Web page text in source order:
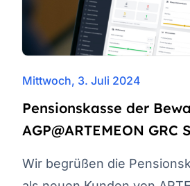
Mittwoch, 3. Juli 2024
Pensionskasse der
AGP@ARTEMEON GRC
Wir begrüßen die